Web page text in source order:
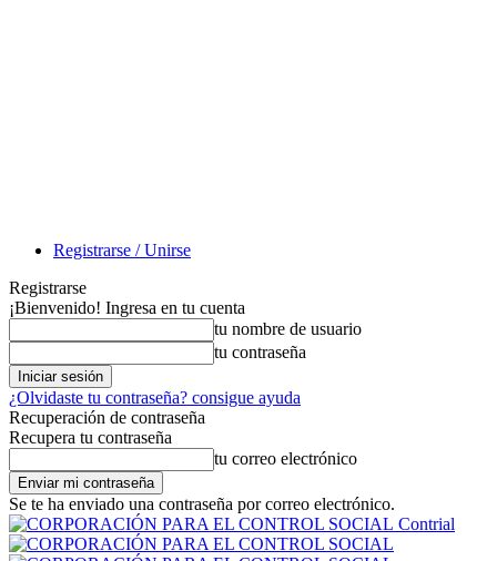
Registrarse / Unirse
Registrarse
¡Bienvenido! Ingresa en tu cuenta
tu nombre de usuario
tu contraseña
¿Olvidaste tu contraseña? consigue ayuda
Recuperación de contraseña
Recupera tu contraseña
tu correo electrónico
Se te ha enviado una contraseña por correo electrónico.
Contrial